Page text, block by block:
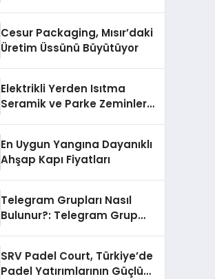
Cesur Packaging, Mısır’daki
Üretim Üssünü Büyütüyor
Elektrikli Yerden Isıtma
Seramik ve Parke Zeminler
En Uygun Yangına Dayanıklı
Ahşap Kapı Fiyatları
Telegram Grupları Nasıl
Bulunur?: Telegram Grup
SRV Padel Court, Türkiye’de
Padel Yatırımlarının Güçlü